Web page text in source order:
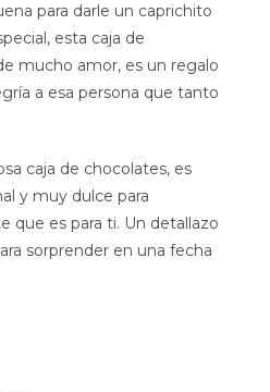
para darle un caprichito
esta caja de
mucho amor, es un regalo
a esa persona que tanto
caja de chocolates, es
y muy dulce para
que es para ti. Un detallazo
sorprender en una fecha